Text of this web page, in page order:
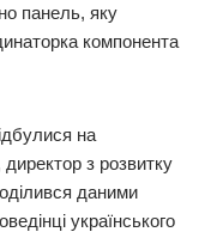
панель, яку
компонента
на
директор з розвитку
даними
українського